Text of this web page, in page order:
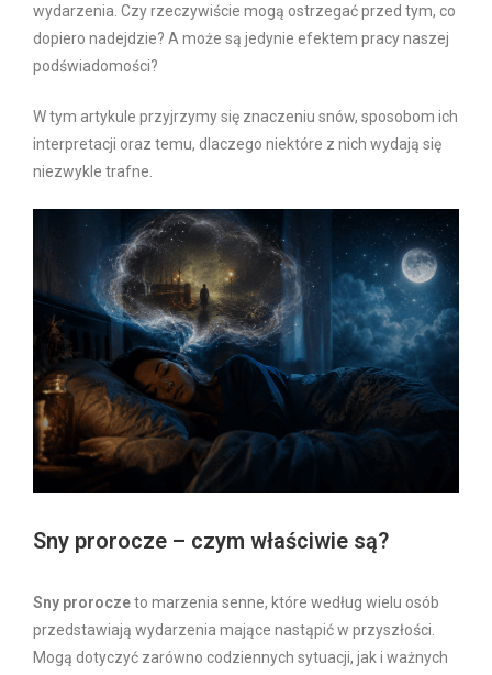
wydarzenia. Czy rzeczywiście mogą ostrzegać przed tym, co
dopiero nadejdzie? A może są jedynie efektem pracy naszej
podświadomości?
W tym artykule przyjrzymy się znaczeniu snów, sposobom ich
interpretacji oraz temu, dlaczego niektóre z nich wydają się
niezwykle trafne.
Sny prorocze – czym właściwie są?
Sny proroczeto marzenia senne, które według wielu osób
przedstawiają wydarzenia mające nastąpić w przyszłości.
Mogą dotyczyć zarówno codziennych sytuacji, jak i ważnych